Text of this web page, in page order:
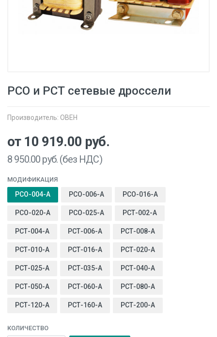
РСО и РСТ сетевые дроссели
Производитель: ОВЕН
от 10 919.00 руб.
8 950.00 руб. (без НДС)
МОДИФИКАЦИЯ
РСО-004-А РСО-006-А РСО-016-А
РСО-020-А РСО-025-А РСТ-002-А
РСТ-004-А РСТ-006-А РСТ-008-А
РСТ-010-А РСТ-016-А РСТ-020-А
РСТ-025-А РСТ-035-А РСТ-040-А
РСТ-050-А РСТ-060-А РСТ-080-А
РСТ-120-А РСТ-160-А РСТ-200-А
КОЛИЧЕСТВО